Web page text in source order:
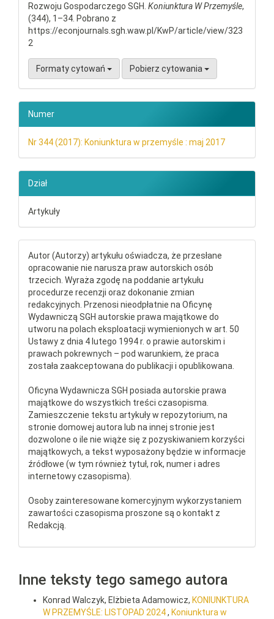
Rozwoju Gospodarczego SGH. Koniunktura W Przemyśle,
(344), 1–34. Pobrano z
https://econjournals.sgh.waw.pl/KwP/article/view/323
2
Formaty cytowań Pobierz cytowania
Numer
Nr 344 (2017): Koniunktura w przemyśle : maj 2017
Dział
Artykuły
Autor (Autorzy) artykułu oświadcza, że przesłane
opracowanie nie narusza praw autorskich osób
trzecich. Wyraża zgodę na poddanie artykułu
procedurze recenzji oraz dokonanie zmian
redakcyjnych. Przenosi nieodpłatnie na Oficynę
Wydawniczą SGH autorskie prawa majątkowe do
utworu na polach eksploatacji wymienionych w art. 50
Ustawy z dnia 4 lutego 1994 r. o prawie autorskim i
prawach pokrewnych – pod warunkiem, że praca
została zaakceptowana do publikacji i opublikowana.
Oficyna Wydawnicza SGH posiada autorskie prawa
majątkowe do wszystkich treści czasopisma.
Zamieszczenie tekstu artykuły w repozytorium, na
stronie domowej autora lub na innej stronie jest
dozwolone o ile nie wiąże się z pozyskiwaniem korzyści
majątkowych, a tekst wyposażony będzie w informacje
źródłowe (w tym również tytuł, rok, numer i adres
internetowy czasopisma).
Osoby zainteresowane komercyjnym wykorzystaniem
zawartości czasopisma proszone są o kontakt z
Redakcją.
Inne teksty tego samego autora
Konrad Walczyk, Elżbieta Adamowicz, KONIUNKTURA
W PRZEMYŚLE: LISTOPAD 2024, Koniunktura w